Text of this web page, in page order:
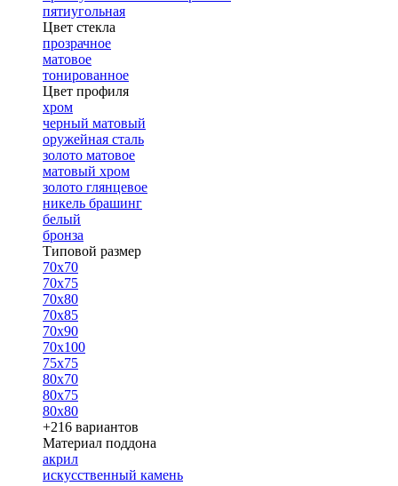
пятиугольная
Цвет стекла
прозрачное
матовое
тонированное
Цвет профиля
хром
черный матовый
оружейная сталь
золото матовое
матовый хром
золото глянцевое
никель брашинг
белый
бронза
Типовой размер
70х70
70х75
70х80
70х85
70х90
70х100
75х75
80х70
80х75
80х80
+216 вариантов
Материал поддона
акрил
искусственный камень